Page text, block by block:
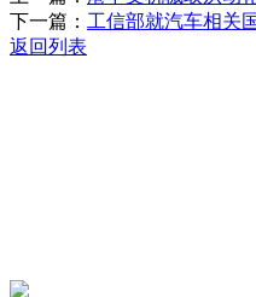
下一篇： 工信部就汽车相关
返回列表